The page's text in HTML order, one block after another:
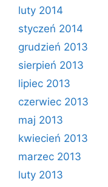
luty 2014
styczeń 2014
grudzień 2013
sierpień 2013
lipiec 2013
czerwiec 2013
maj 2013
kwiecień 2013
marzec 2013
luty 2013